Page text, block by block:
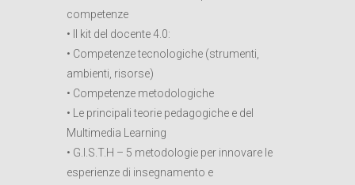
competenze
• Il kit del docente 4.0:
• Competenze tecnologiche (strumenti,
ambienti, risorse)
• Competenze metodologiche
• Le principali teorie pedagogiche e del
Multimedia Learning
• G.I.S.T.H – 5 metodologie per innovare le
esperienze di insegnamento e